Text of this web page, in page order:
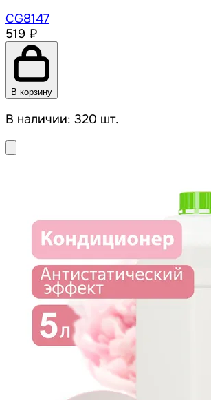
CG8147
519 ₽
В корзину
В наличии: 320 шт.